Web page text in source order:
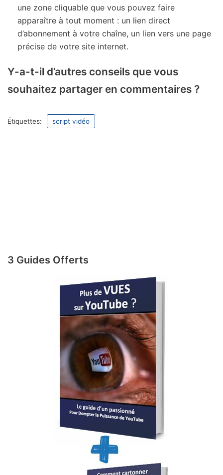
une zone cliquable que vous pouvez faire
apparaître à tout moment : un lien direct
d’abonnement à votre chaîne, un lien vers une page
précise de votre site internet.
Y-a-t-il d’autres conseils que vous
souhaitez partager en commentaires ?
Étiquettes: script vidéo
3 Guides Offerts